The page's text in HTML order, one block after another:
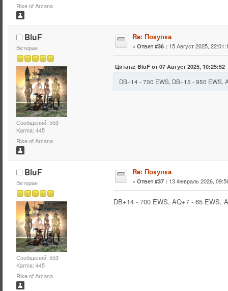
Rise of Arcana
BluF
Ветеран
Сообщений: 553
Karma: 445
Rise of Arcana
Re: Покупка
« Ответ #36 : 15 Август 2025,
Цитата: BluF от 07 Август 2025, 10:25:52
DB+14 - 700 EWS, DB+15 - 950
BluF
Ветеран
Сообщений: 553
Karma: 445
Rise of Arcana
Re: Покупка
« Ответ #37 : 13 Февраль 2026,
DB+14 - 700 EWS, AQ+7 - 65